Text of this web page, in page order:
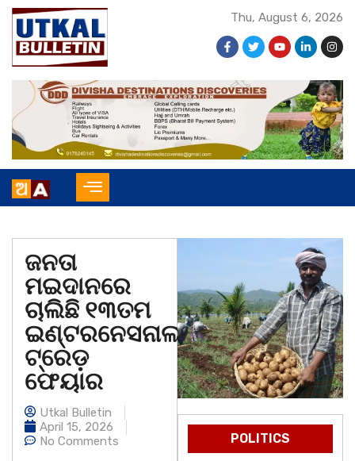
Thu, August 6, 2026
ଜନତା
ମଇଦାନରେ
ଚାଲିଛି ୧୩ତମ
ଇଣ୍ଟରନେସନାଲ
ଟ୍ରେଡ଼
ଫେୟାର
Utkal Bulletin
April 15, 2026
No Comments
POLITICS